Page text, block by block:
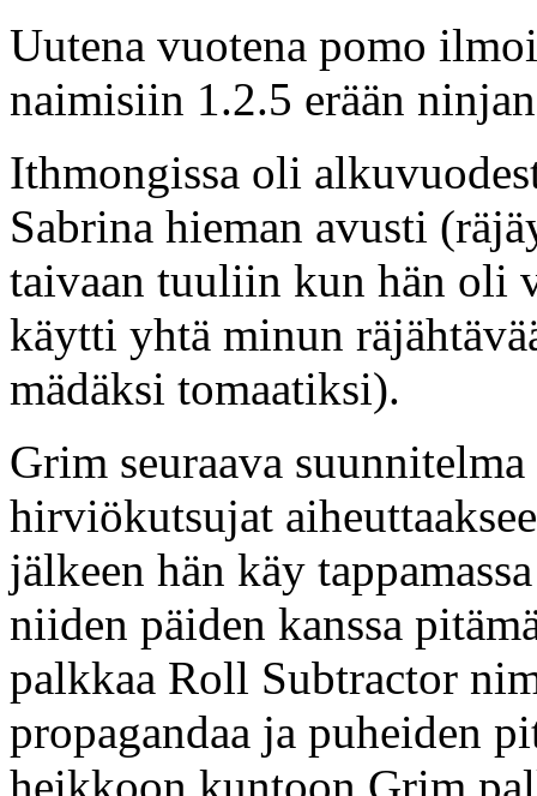
Uutena vuotena pomo
naimisiin 1.2.5 erään
Ithmongissa oli
Sabrina hieman avusti
taivaan tuuliin kun hän oli
käytti yhtä minun
mädäksi tomaatiksi).
Grim seuraava
hirviökutsujat
jälkeen hän käy
niiden päiden kanssa
palkkaa Roll Subtractor
propagandaa ja puheiden